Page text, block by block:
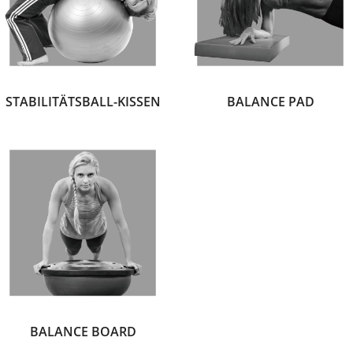
STABILITÄTSBALL-KISSEN BALANCE PAD
BALANCE BOARD